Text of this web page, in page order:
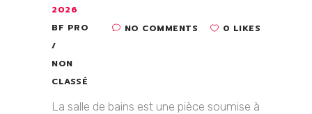
2026
BF PRO
NON
CLASSÉ
NO COMMENTS 0 LIKES
La salle de bains est une pièce soumise à